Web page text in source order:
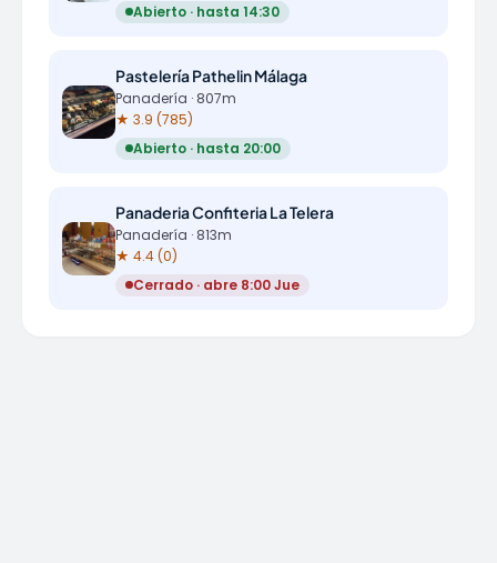
Abierto · hasta 14:30
Pastelería Pathelin Málaga
Panadería · 807m
★ 3.9 (785)
Abierto · hasta 20:00
Panaderia Confiteria La Telera
Panadería · 813m
★ 4.4 (0)
Cerrado · abre 8:00 Jue